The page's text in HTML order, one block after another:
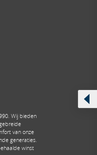
Wij bieden
van onze
generaties.
winst